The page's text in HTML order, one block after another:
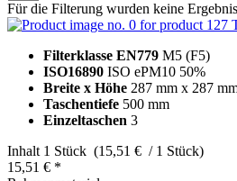
Für die Filterung wurden keine
Filterklasse EN779 M5 (F5)
ISO16890 ISO ePM10 50%
Breite x Höhe 287 mm x 287
Taschentiefe 500 mm
Einzeltaschen 3
Inhalt 1 Stück (15,51 € / 1 Stück)
15,51 € *